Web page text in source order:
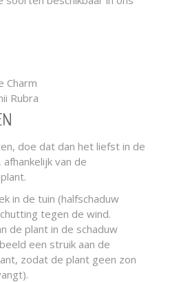
Charm
Rubra
doe dat dan het liefst in de
van de
in de tuin (halfschaduw
tegen de wind.
de plant in de schaduw
een struik aan de
zodat de plant geen zon